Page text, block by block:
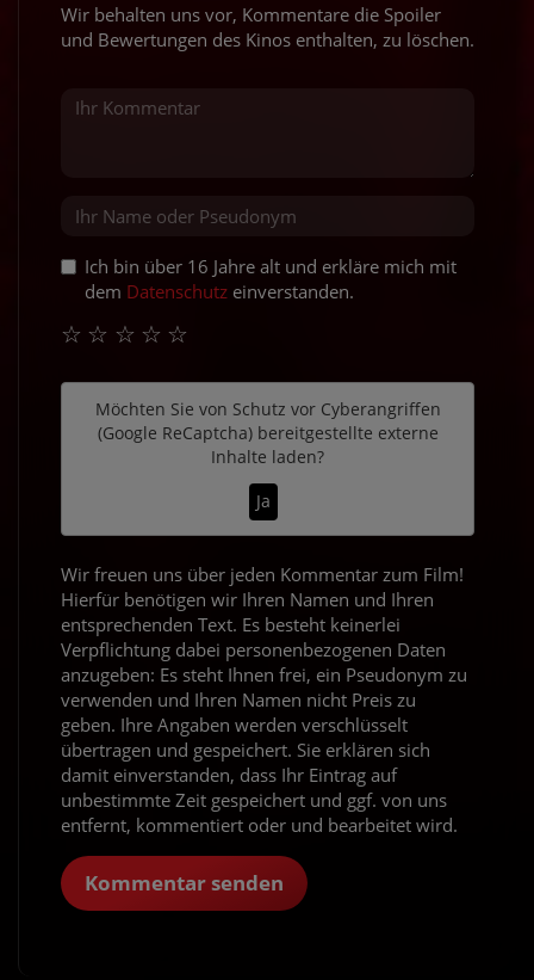
Wir behalten uns vor, Kommentare die Spoiler
und Bewertungen des Kinos enthalten, zu löschen.
Ich bin über 16 Jahre alt und erkläre mich mit
dem Datenschutz einverstanden.
☆
☆
☆
☆
☆
Möchten Sie von Schutz vor Cyberangriffen
(Google ReCaptcha)bereitgestellte externe
Inhalte laden?
Ja
Wir freuen uns über jeden Kommentar zum Film!
Hierfür benötigen wir Ihren Namen und Ihren
entsprechenden Text. Es besteht keinerlei
Verpflichtung dabei personenbezogenen Daten
anzugeben: Es steht Ihnen frei, ein Pseudonym zu
verwenden und Ihren Namen nicht Preis zu
geben. Ihre Angaben werden verschlüsselt
übertragen und gespeichert. Sie erklären sich
damit einverstanden, dass Ihr Eintrag auf
unbestimmte Zeit gespeichert und ggf. von uns
entfernt, kommentiert oder und bearbeitet wird.
Kommentar senden